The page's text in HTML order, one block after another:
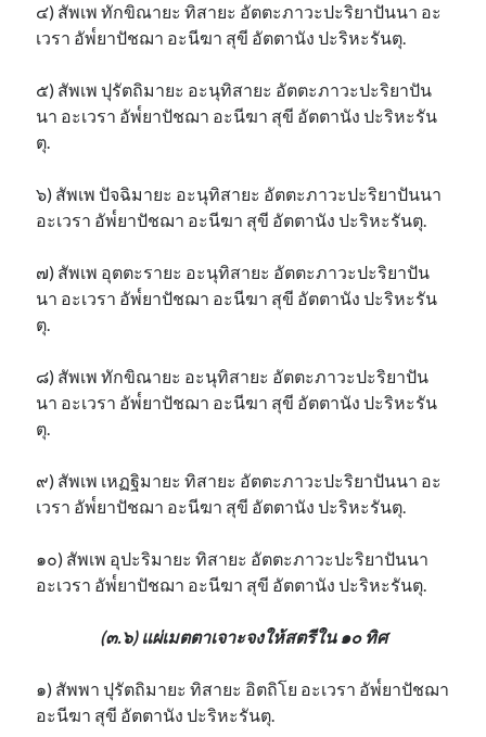
๔) สัพเพ ทักขิณายะ ทิสายะ อัตตะภาวะปะริยาปันนา อะ
เวรา อัพ๎ยาปัชฌา อะนีฆา สุขี อัตตานัง ปะริหะรันตุ.
๕) สัพเพ ปุรัตถิมายะ อะนุทิสายะ อัตตะภาวะปะริยาปัน
นา อะเวรา อัพ๎ยาปัชฌา อะนีฆา สุขี อัตตานัง ปะริหะรัน
ตุ.
๖) สัพเพ ปัจฉิมายะ อะนุทิสายะ อัตตะภาวะปะริยาปันนา
อะเวรา อัพ๎ยาปัชฌา อะนีฆา สุขี อัตตานัง ปะริหะรันตุ.
๗) สัพเพ อุตตะรายะ อะนุทิสายะ อัตตะภาวะปะริยาปัน
นา อะเวรา อัพ๎ยาปัชฌา อะนีฆา สุขี อัตตานัง ปะริหะรัน
ตุ.
๘) สัพเพ ทักขิณายะ อะนุทิสายะ อัตตะภาวะปะริยาปัน
นา อะเวรา อัพ๎ยาปัชฌา อะนีฆา สุขี อัตตานัง ปะริหะรัน
ตุ.
๙) สัพเพ เหฏฐิมายะ ทิสายะ อัตตะภาวะปะริยาปันนา อะ
เวรา อัพ๎ยาปัชฌา อะนีฆา สุขี อัตตานัง ปะริหะรันตุ.
๑๐) สัพเพ อุปะริมายะ ทิสายะ อัตตะภาวะปะริยาปันนา
อะเวรา อัพ๎ยาปัชฌา อะนีฆา สุขี อัตตานัง ปะริหะรันตุ.
(๓.๖) แผ่เมตตาเจาะจงให้สตรีใน ๑๐ ทิศ
๑) สัพพา ปุรัตถิมายะ ทิสายะ อิตถิโย อะเวรา อัพ๎ยาปัชฌา
อะนีฆา สุขี อัตตานัง ปะริหะรันตุ.